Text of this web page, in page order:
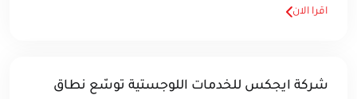
اقرا الان
شركة ايجكس للخدمات اللوجستية توسّع نطاق